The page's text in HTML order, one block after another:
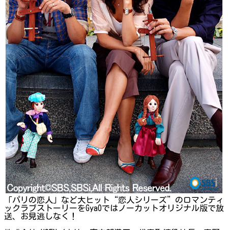
「パリの恋人」など大ヒット“恋人シリーズ”のロマンティ
ックラブストーリーをGyaOではノーカットオリジナル版で放
送、お見逃しなく！